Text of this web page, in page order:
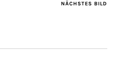
NÄCHSTES BILD